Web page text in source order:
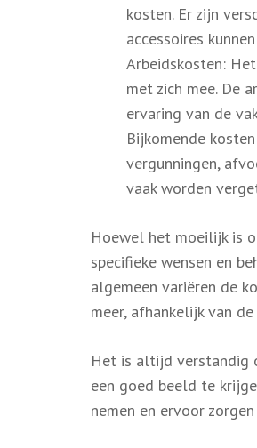
kosten. Er zijn
accessoires
Arbeidskosten:
met zich mee. De
ervaring van de
Bijkomende
vergunningen,
vaak worden
Hoewel het moeilijk is
specifieke wensen en
algemeen variëren de
meer, afhankelijk van
Het is altijd verstandig
een goed beeld te
nemen en ervoor